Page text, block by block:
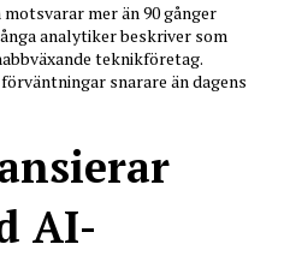
mer än 90 gånger
analytiker beskriver som
teknikföretag.
snarare än dagens
AI-